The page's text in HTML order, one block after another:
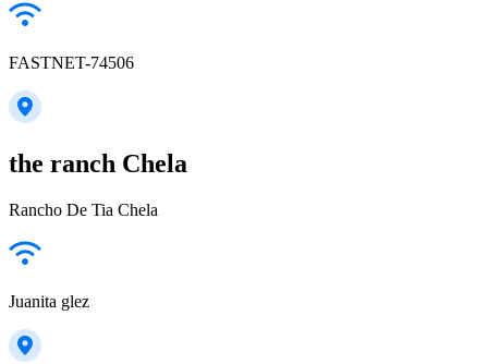
FASTNET-74506
the ranch Chela
Rancho De Tia Chela
Juanita glez